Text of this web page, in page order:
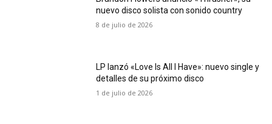
nuevo disco solista con sonido country
8 de julio de 2026
LP lanzó «Love Is All I Have»: nuevo single y
detalles de su próximo disco
1 de julio de 2026